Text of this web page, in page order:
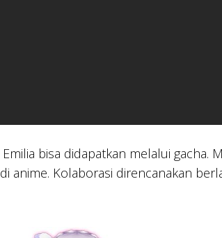
Emilia bisa didapatkan melalui
anime. Kolaborasi direncanakan